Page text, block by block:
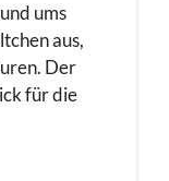
ums
aus,
Der
für die